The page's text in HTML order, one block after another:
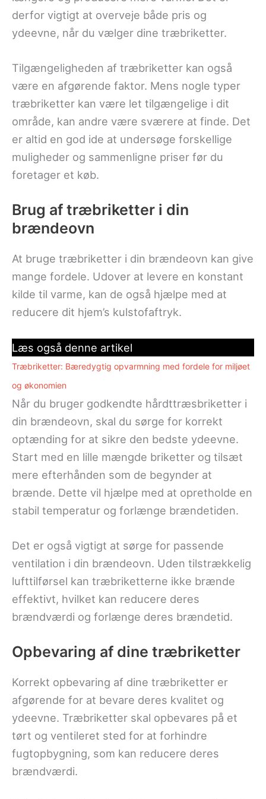
derfor vigtigt at overveje både pris og
ydeevne, når du vælger dine træbriketter.
Tilgængeligheden af træbriketter kan også
være en afgørende faktor. Mens nogle typer
træbriketter kan være let tilgængelige i dit
område, kan andre være sværere at finde. Det
er altid en god ide at undersøge forskellige
muligheder og sammenligne priser før du
foretager et køb.
Brug af træbriketter i din
brændeovn
At bruge træbriketter i din brændeovn kan give
mange fordele. Udover at levere en konstant
kilde til varme, kan de også hjælpe med at
reducere dit hjem’s kulstofaftryk.
Læs også denne artikel
Træbriketter: Bæredygtig opvarmning med fordele for miljøet
og økonomien
Når du bruger godkendte hårdttræsbriketter i
din brændeovn, skal du sørge for korrekt
optænding for at sikre den bedste ydeevne.
Start med en lille mængde briketter og tilsæt
mere efterhånden som de begynder at
brænde. Dette vil hjælpe med at opretholde en
stabil temperatur og forlænge brændetiden.
Det er også vigtigt at sørge for passende
ventilation i din brændeovn. Uden tilstrækkelig
lufttilførsel kan træbriketterne ikke brænde
effektivt, hvilket kan reducere deres
brændværdi og forlænge deres brændetid.
Opbevaring af dine træbriketter
Korrekt opbevaring af dine træbriketter er
afgørende for at bevare deres kvalitet og
ydeevne. Træbriketter skal opbevares på et
tørt og ventileret sted for at forhindre
fugtopbygning, som kan reducere deres
brændværdi.